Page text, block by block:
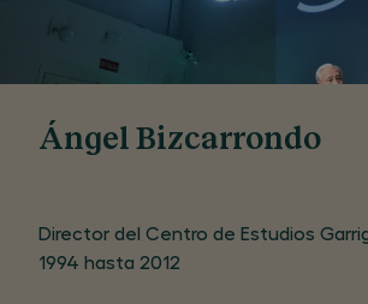
Ángel Bizcarrondo
Director del Centro de Estudios
1994 hasta 2012